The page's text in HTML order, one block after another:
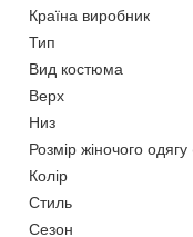
Країна виробник
Тип
Вид костюма
Верх
Низ
Розмір жіночого одягу
Колір
Стиль
Сезон